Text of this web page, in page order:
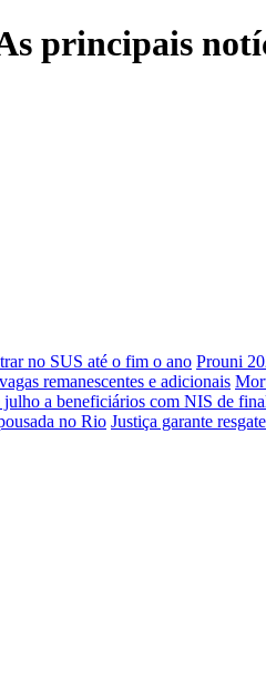
principais
no SUS até o fim o ano Prouni
remanescentes e adicionais
a beneficiários com NIS de
no Rio Justiça garante